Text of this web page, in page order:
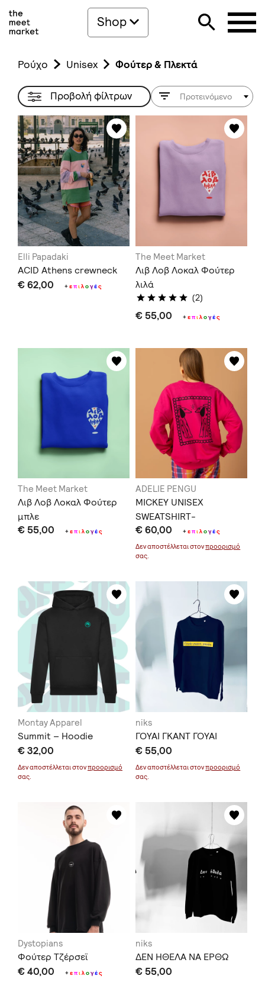
Shop
Ρούχο Unisex Φούτερ & Πλεκτά
Προβολή φίλτρων Προτεινόμενο
Elli Papadaki
ACID Athens crewneck
€ 62,00 +επιλογές
The Meet Market
Λιβ Λοβ Λοκαλ Φούτερ
λιλά
(2)
€ 55,00 +επιλογές
The Meet Market
Λιβ Λοβ Λοκαλ Φούτερ
μπλε
€ 55,00 +επιλογές
ADELIE PENGU
MICKEY UNISEX
SWEATSHIRT-
UNCONDITIONAL LOVE
€ 60,00 +επιλογές
Δεν αποστέλλεται στονπροορισμό
σας.
Montay Apparel
Summit – Hoodie
€ 32,00
Δεν αποστέλλεται στονπροορισμό
σας.
niks
ΓΟΥΑΙ ΓΚΑΝΤ ΓΟΥΑΙ
€ 55,00
Δεν αποστέλλεται στονπροορισμό
σας.
Dystopians
Φούτερ Τζέρσεϊ
€ 40,00 +επιλογές
niks
ΔΕΝ ΗΘΕΛΑ ΝΑ ΕΡΘΩ
€ 55,00